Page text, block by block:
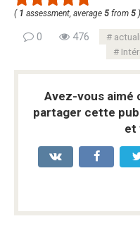
( 1 assessment, average 5 from 5 )
0 476
Avez-vous aimé
partager cette
et